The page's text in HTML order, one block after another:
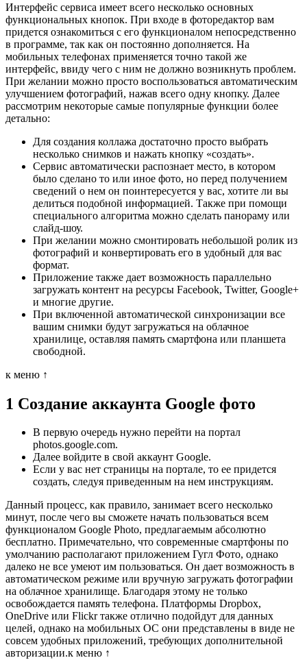
Интерфейс сервиса имеет всего несколько основных
функциональных кнопок. При входе в фоторедактор вам
придется ознакомиться с его функционалом непосредственно
в программе, так как он постоянно дополняется. На
мобильных телефонах применяется точно такой же
интерфейс, ввиду чего с ним не должно возникнуть проблем.
При желании можно просто воспользоваться автоматическим
улучшением фотографий, нажав всего одну кнопку. Далее
рассмотрим некоторые самые популярные функции более
детально:
Для создания коллажа достаточно просто выбрать
несколько снимков и нажать кнопку «создать».
Сервис автоматически распознает место, в котором
было сделано то или иное фото, но перед получением
сведений о нем он поинтересуется у вас, хотите ли вы
делиться подобной информацией. Также при помощи
специального алгоритма можно сделать панораму или
слайд-шоу.
При желании можно смонтировать небольшой ролик из
фотографий и конвертировать его в удобный для вас
формат.
Приложение также дает возможность параллельно
загружать контент на ресурсы Facebook, Twitter, Google+
и многие другие.
При включенной автоматической синхронизации все
вашим снимки будут загружаться на облачное
хранилице, оставляя память смартфона или планшета
свободной.
к меню ↑
1 Создание аккаунта Google фото
В первую очередь нужно перейти на портал
photos.google.com.
Далее войдите в свой аккаунт Google.
Если у вас нет страницы на портале, то ее придется
создать, следуя приведенным на нем инструкциям.
Данный процесс, как правило, занимает всего несколько
минут, после чего вы сможете начать пользоваться всем
функционалом Google Photo, предлагаемым абсолютно
бесплатно. Примечательно, что современные смартфоны по
умолчанию располагают приложением Гугл Фото, однако
далеко не все умеют им пользоваться. Он дает возможность в
автоматическом режиме или вручную загружать фотографии
на облачное хранилище. Благодаря этому не только
освобождается память телефона. Платформы Dropbox,
OneDrive или Flickr также отлично подойдут для данных
целей, однако на мобильных ОС они представлены в виде не
совсем удобных приложений, требующих дополнительной
авторизации.к меню ↑